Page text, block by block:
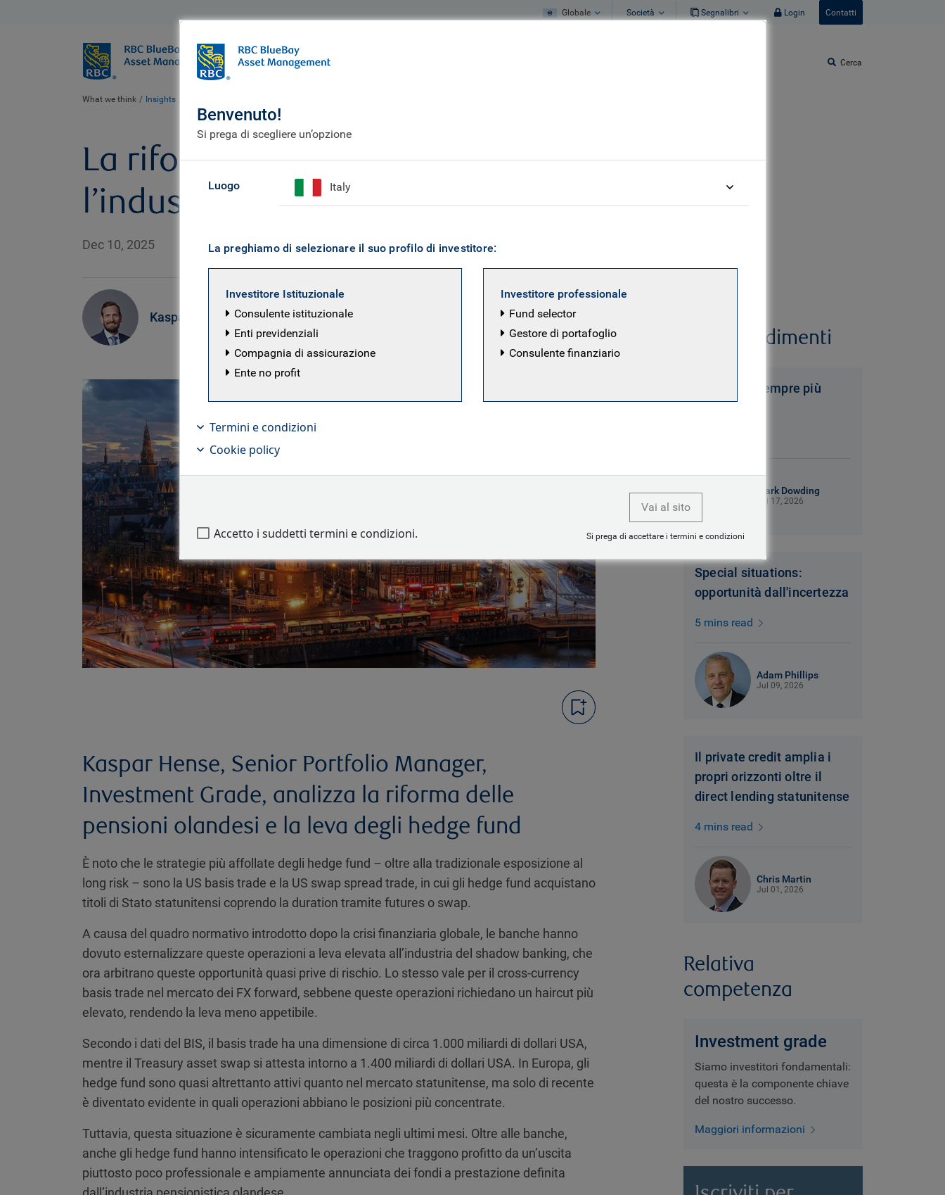
Globale Società Segnalibri Login Contatti
BlueBay
Chi siamo Cerca
What we think Insights
La riforma delle pensioni olandesi incontra
l’industria degli hedge fund
Dec 10, 2025
Kaspar Hense
Kaspar Hense, Senior Portfolio Manager,
Investment Grade, analizza la riforma delle
pensioni olandesi e la leva degli hedge fund
È noto che le strategie più affollate degli hedge fund – oltre alla tradizionale esposizione al
long risk – sono la US basis trade e la US swap spread trade, in cui gli hedge fund acquistano
titoli di Stato statunitensi coprendo la duration tramite futures o swap.
A causa del quadro normativo introdotto dopo la crisi finanziaria globale, le banche hanno
dovuto esternalizzare queste operazioni a leva elevata all’industria del shadow banking, che
ora arbitrano queste opportunità quasi prive di rischio. Lo stesso vale per il cross-currency
basis trade nel mercato dei FX forward, sebbene queste operazioni richiedano un haircut più
elevato, rendendo la leva meno appetibile.
Secondo i dati del BIS, il basis trade ha una dimensione di circa 1.000 miliardi di dollari USA,
mentre il Treasury asset swap si attesta intorno a 1.400 miliardi di dollari USA. In Europa, gli
hedge fund sono quasi altrettanto attivi quanto nel mercato statunitense, ma solo di recente
è diventato evidente in quali operazioni abbiano le posizioni più concentrate.
Tuttavia, questa situazione è sicuramente cambiata negli ultimi mesi. Oltre alle banche,
anche gli hedge fund hanno intensificato le operazioni che traggono profitto da un’uscita
piuttosto poco professionale e ampiamente annunciata dei fondi a prestazione definita
approfondimenti
Un mondo sempre più
Mark Dowding
Jul 17, 2026
Special situations:
opportunità dall'incertezza
5 mins read
Adam Phillips
Jul 09, 2026
Il private credit amplia i
propri orizzonti oltre il
direct lending statunitense
4 mins read
Chris Martin
Jul 01, 2026
Relativa
competenza
Investment grade
Siamo investitori fondamentali:
questa è la componente chiave
del nostro successo.
Maggiori informazioni
Benvenuto!
Si prega di scegliere un’opzione
Luogo Italy
La preghiamo di selezionare il suo profilo di investitore:
Investitore Istituzionale
Consulente istituzionale
Enti previdenziali
Compagnia di assicurazione
Ente no profit
Investitore professionale
Fund selector
Gestore di portafoglio
Consulente finanziario
Termini e condizioni
Cookie policy
Accetto i suddetti termini e condizioni.
Vai al sito
Si prega di accettare i termini e condizioni